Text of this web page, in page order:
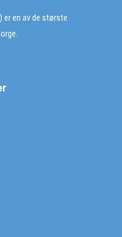
er en av de største